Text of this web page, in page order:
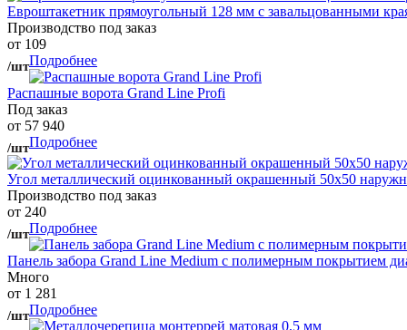
Евроштакетник прямоугольный 128 мм с завальцованными
Производство под заказ
от 109
/штПодробнее
Распашные ворота Grand Line Profi
Под заказ
от 57 940
/штПодробнее
Угол металлический оцинкованный окрашенный 50х50
Производство под заказ
от 240
/штПодробнее
Панель забора Grand Line Medium с полимерным покрытием
Много
от 1 281
/штПодробнее